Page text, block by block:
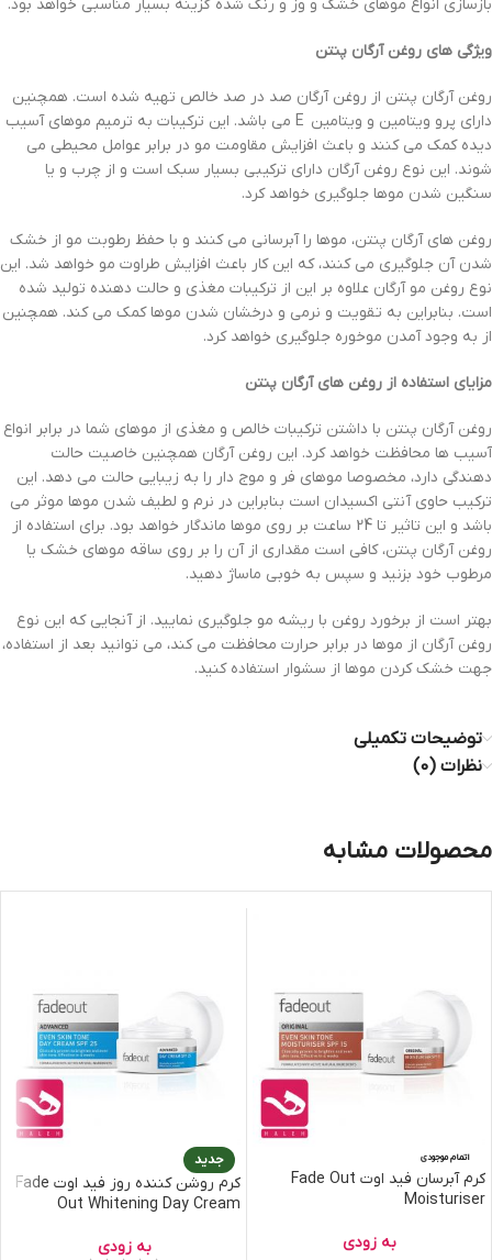
بازسازی انواع موهای خشک و وز و رنگ شده گزینه بسیار مناسبی خواهد بود.
ویژگی های روغن آرگان پنتن
روغن آرگان پنتن از روغن آرگان صد در صد خالص تهیه شده است. همچنین
دارای پرو ویتامین و ویتامین E می باشد. این ترکیبات به ترمیم موهای آسیب
دیده کمک می کنند و باعث افزایش مقاومت مو در برابر عوامل محیطی می
شوند. این نوع روغن آرگان دارای ترکیبی بسیار سبک است و از چرب و یا
سنگین شدن موها جلوگیری خواهد کرد.
روغن های آرگان پنتن، موها را آبرسانی می کنند و با حفظ رطوبت مو از خشک
شدن آن جلوگیری می کنند، که این کار باعث افزایش طراوت مو خواهد شد. این
نوع روغن مو آرگان علاوه بر این از ترکیبات مغذی و حالت دهنده تولید شده
است. بنابراین به تقویت و نرمی و درخشان شدن موها کمک می کند. همچنین
از به وجود آمدن موخوره جلوگیری خواهد کرد.
مزایای استفاده از روغن های آرگان پنتن
روغن آرگان پنتن با داشتن ترکیبات خالص و مغذی از موهای شما در برابر انواع
آسیب ها محافظت خواهد کرد. این روغن آرگان همچنین خاصیت حالت
دهندگی دارد، مخصوصا موهای فر و موج دار را به زیبایی حالت می دهد. این
ترکیب حاوی آنتی اکسیدان است بنابراین در نرم و لطیف شدن موها موثر می
باشد و این تاثیر تا 24 ساعت بر روی موها ماندگار خواهد بود. برای استفاده از
روغن آرگان پنتن، کافی است مقداری از آن را بر روی ساقه موهای خشک یا
مرطوب خود بزنید و سپس به خوبی ماساژ دهید.
بهتر است از برخورد روغن با ریشه مو جلوگیری نمایید. از آنجایی که این نوع
روغن آرگان از موها در برابر حرارت محافظت می کند، می توانید بعد از استفاده،
جهت خشک کردن موها از سشوار استفاده کنید.
توضیحات تکمیلی
نظرات (0)
محصولات مشابه
اتمام موجودی
کرم آبرسان فید اوت Fade Out
Moisturiser
به زودی
جدید
کرم روشن کننده روز فید اوت Fade
Out Whitening Day Cream
به زودی